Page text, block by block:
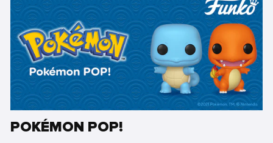
POKÉMON POP!